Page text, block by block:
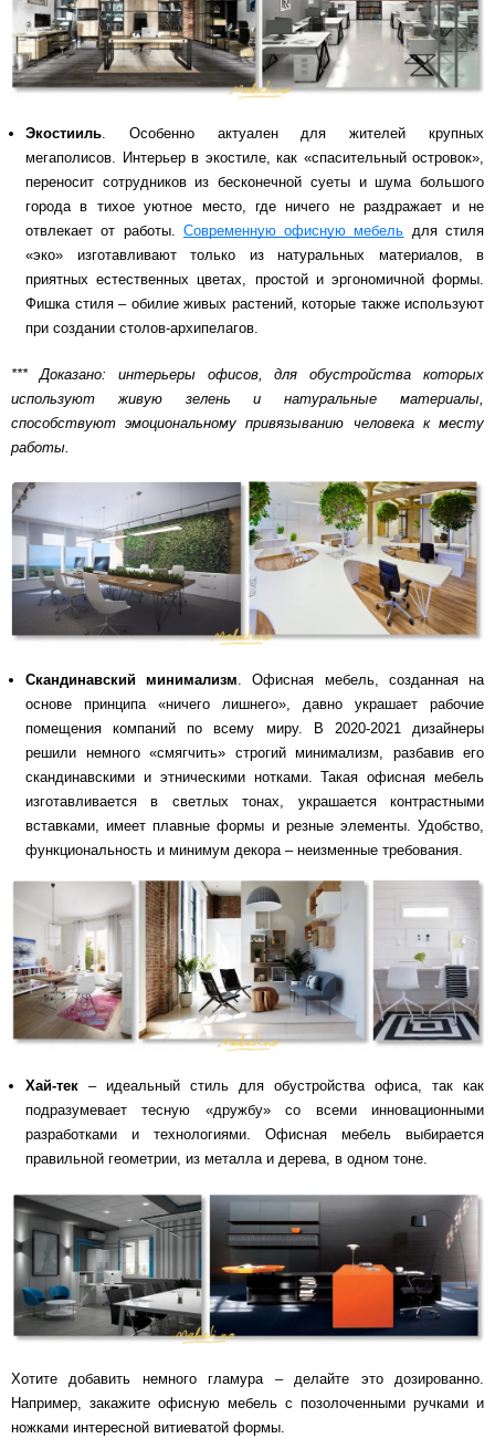
Экостииль. Особенно актуален для жителей крупных
мегаполисов. Интерьер в экостиле, как «спасительный островок»,
переносит сотрудников из бесконечной суеты и шума большого
города в тихое уютное место, где ничего не раздражает и не
отвлекает от работы. Современную офисную мебель для стиля
«эко» изготавливают только из натуральных материалов, в
приятных естественных цветах, простой и эргономичной формы.
Фишка стиля – обилие живых растений, которые также используют
при создании столов-архипелагов.
*** Доказано: интерьеры офисов, для обустройства которых
используют живую зелень и натуральные материалы,
способствуют эмоциональному привязыванию человека к месту
работы.
Скандинавский минимализм. Офисная мебель, созданная на
основе принципа «ничего лишнего», давно украшает рабочие
помещения компаний по всему миру. В 2020-2021 дизайнеры
решили немного «смягчить» строгий минимализм, разбавив его
скандинавскими и этническими нотками. Такая офисная мебель
изготавливается в светлых тонах, украшается контрастными
вставками, имеет плавные формы и резные элементы. Удобство,
функциональность и минимум декора – неизменные требования.
Хай-тек – идеальный стиль для обустройства офиса, так как
подразумевает тесную «дружбу» со всеми инновационными
разработками и технологиями. Офисная мебель выбирается
правильной геометрии, из металла и дерева, в одном тоне.
Хотите добавить немного гламура – делайте это дозированно.
Например, закажите офисную мебель с позолоченными ручками и
ножками интересной витиеватой формы.